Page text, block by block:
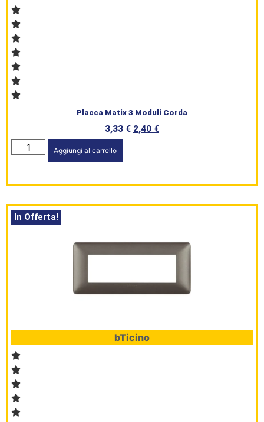
Placca Matix 3 Moduli Corda
3,33€ 2,40 €
Aggiungi al carrello
In Offerta!
bTicino